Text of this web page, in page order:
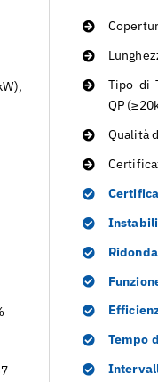
Tipo di
QP
Qualità
Tempo